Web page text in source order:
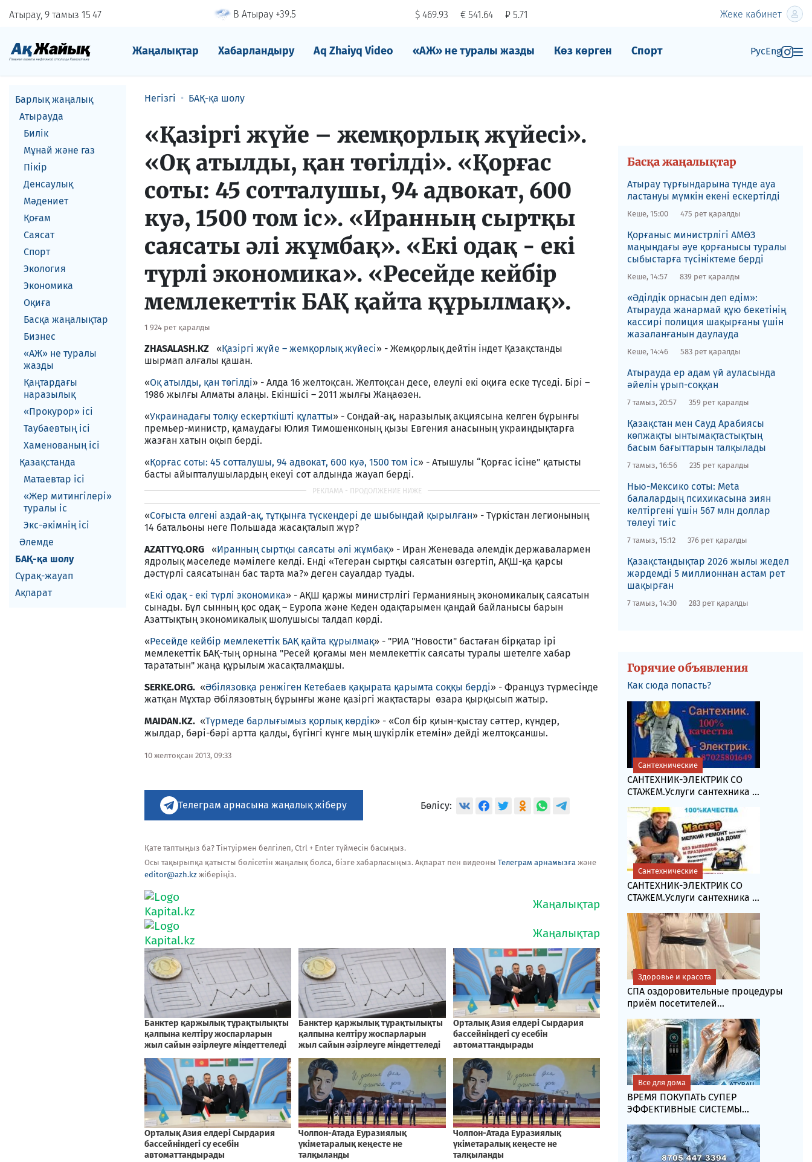
Атырау, 9 тамыз 15 47 В Атырау +39.5 $ 469.93 € 541.64 ₽ 5.71 Жеке кабинет
Жаңалықтар Хабарландыру Aq Zhaiyq Video «АЖ» не туралы жазды Көз көрген Спорт РусEng
Барлық жаңалық
Атырауда
Билік
Мұнай және газ
Пікір
Денсаулық
Мәдениет
Қоғам
Саясат
Спорт
Экология
Экономика
Оқиға
Басқа жаңалықтар
Бизнес
«АЖ» не туралы
жазды
Қаңтардағы
наразылық
«Прокурор» ісі
Таубаевтың ісі
Хаменованың ісі
Қазақстанда
Матаевтар ici
«Жер митингілері»
туралы іс
Экс-әкiмнiң iсi
Әлемде
БАҚ-қа шолу
Сұрақ-жауап
Ақпарат
Негізгі БАҚ-қа шолу
«Қазiргi жүйе – жемқорлық жүйесi».
«Оқ атылды, қан төгiлдi». «Қорғас
соты: 45 сотталушы, 94 адвокат, 600
куә, 1500 том iс». «Иранның сыртқы
саясаты әлі жұмбақ». «Екі одақ - екі
түрлі экономика». «Ресейде кейбір
мемлекеттік БАҚ қайта құрылмақ».
1 924 рет қаралды
ZHASALASH.KZ «Қазiргi жүйе – жемқорлық жүйесi» - Жемқорлық дейтiн iндет Қазақстанды
шырмап алғалы қашан.
«Оқ атылды, қан төгiлдi» - Алда 16 желтоқсан. Желтоқсан десе, елеулi екi оқиға еске түседi. Бiрi –
1986 жылғы Алматы алаңы. Екiншiсi – 2011 жылғы Жаңаөзен.
«Украинадағы толқу ескерткiштi құлатты» - Сондай-ақ, наразылық акциясына келген бұрынғы
премьер-министр, қамаудағы Юлия Тимошенконың қызы Евгения анасының украиндықтарға
жазған хатын оқып бердi.
«Қорғас соты: 45 сотталушы, 94 адвокат, 600 куә, 1500 том iс» - Атышулы “Қорғас iсiне” қатысты
басты айыпталушылардың екеуi сот алдында жауап бердi.
«Соғыста өлгенi аздай-ақ, тұтқынға түскендерi де шыбындай қырылған» - Түркiстан легионының
14 батальоны неге Польшада жасақталып жүр?
AZATTYQ.ORG «Иранның сыртқы саясаты әлі жұмбақ» - Иран Женевада әлемдік державалармен
ядролық мәселеде мәмілеге келді. Енді «Тегеран сыртқы саясатын өзгертіп, АҚШ-қа қарсы
дәстүрлі саясатынан бас тарта ма?» деген сауалдар туады.
«Екі одақ - екі түрлі экономика» - АҚШ қаржы министрлігі Германияның экономикалық саясатын
сынады. Бұл сынның қос одақ – Еуропа және Кеден одақтарымен қандай байланысы барын
Азаттықтың экономикалық шолушысы талдап көрді.
«Ресейде кейбір мемлекеттік БАҚ қайта құрылмақ» - "РИА "Новости" бастаған бірқатар ірі
мемлекеттік БАҚ-тың орнына "Ресей қоғамы мен мемлекеттік саясаты туралы шетелге хабар
тарататын" жаңа құрылым жасақталмақшы.
SERKE.ORG. «Әбілязовқа ренжіген Кетебаев қақырата қарымта соққы берді» - Француз түрмесінде
жатқан Мұхтар Әбілязовтың бұрынғы және қазіргі жақтастары өзара қырқысып жатыр.
MAIDAN.KZ. «Түрмеде барлығымыз қорлық көрдік» - «Сол бір қиын-қыстау сәттер, күндер,
жылдар, бәрі-бәрі артта қалды, бүгінгі күнге мың шүкірлік етемін» дейді желтоқсаншы.
10 желтоқсан 2013, 09:33
Телеграм арнасына жаңалық жіберу Бөлісу:
Қате таптыңыз ба? Тінтуірмен белгілеп, Ctrl + Enter түймесін басыңыз.
Осы тақырыпқа қатысты бөлісетін жаңалық болса, бізге хабарласыңыз. Ақпарат пен видеоны Телеграм арнамызға және
editor@azh.kz жіберіңіз.
Басқа жаңалықтар
Атырау тұрғындарына түнде ауа
ластануы мүмкін екені ескертілді
Кеше, 15:00 475 рет қаралды
Қорғаныс министрлігі АМӨЗ
маңындағы әуе қорғанысы туралы
сыбыстарға түсініктеме берді
Кеше, 14:57 839 рет қаралды
«Әділдік орнасын деп едім»:
Атырауда жанармай құю бекетінің
кассирі полиция шақырғаны үшін
жазаланғанын даулауда
Кеше, 14:46 583 рет қаралды
Атырауда ер адам үй ауласында
әйелін ұрып-соққан
7 тамыз, 20:57 359 рет қаралды
Қазақстан мен Сауд Арабиясы
көпжақты ынтымақтастықтың
басым бағыттарын талқылады
7 тамыз, 16:56 235 рет қаралды
Нью-Мексико соты​: Meta
балалардың психикасына зиян
келтіргені үшін 567 млн доллар
төлеуі тиіс
7 тамыз, 15:12 376 рет қаралды
Қазақстандықтар 2026 жылы жедел
жәрдемді 5 миллионнан астам рет
шақырған
7 тамыз, 14:30 283 рет қаралды
Горячие объявления
Как сюда попасть?
САНТЕХНИК-ЭЛЕКТРИК СО
СТАЖЕМ.Услуги сантехника ...
Сантехнические
САНТЕХНИК-ЭЛЕКТРИК СО
СТАЖЕМ.Услуги сантехника ...
Сантехнические
СПА оздоровительные процедуры
приём посетителей...
Здоровье и красота
ВРЕМЯ ПОКУПАТЬ СУПЕР
ЭФФЕКТИВНЫЕ СИСТЕМЫ...
Все для дома